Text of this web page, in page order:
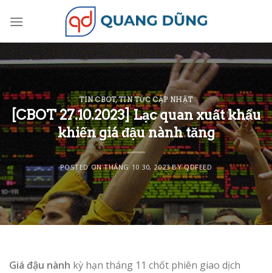
TIN CBOT,TIN TỨC CẬP NHẬT
[CBOT 27.10.2023] Lạc quan xuất khẩu
khiến giá đậu nành tăng
POSTED ONTHÁNG 10 30, 2023BYQDFEED
Giá đậu nành kỳ hạn tháng 11 chốt phiên giao dịch